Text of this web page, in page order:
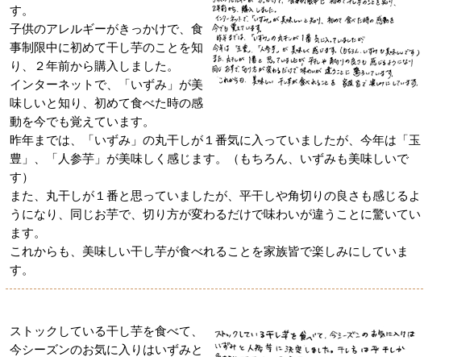
す。
子供のアレルギーがきっかけで、食
事制限中に初めて干し芋のことを知
り、２年前から購入しました。
インターネットで、「いずみ」が美
味しいと知り、初めて食べた時の感
動を今でも覚えています。
昨年までは、「いずみ」の丸干しが１番気に入っていましたが、今年は「玉
豊」、「人参芋」が美味しく感じます。（もちろん、いずみも美味しいで
す）
また、丸干しが１番と思っていましたが、平干しや角切りの良さも感じるよ
うになり、同じお芋で、切り方が変わるだけで味わいが違うことに驚いてい
ます。
これからも、美味しい干し芋が食べれることを家族皆で楽しみにしていま
す。
ストックしている干し芋を食べて、
今シーズンのお気に入りはいずみと